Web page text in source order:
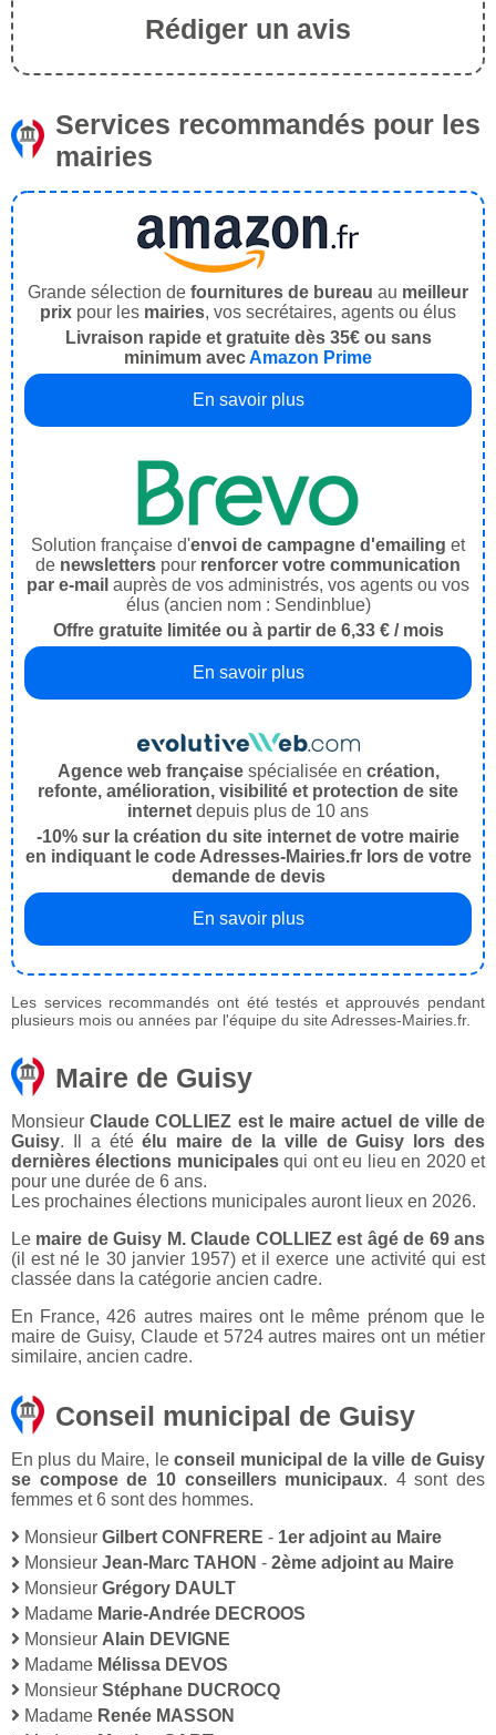
Rédiger un avis
Services recommandés pour les
mairies
Grande sélection de fournitures de bureau au meilleur
prix pour les mairies, vos secrétaires, agents ou élus
Livraison rapide et gratuite dès 35€ ou sans
minimum avecAmazon Prime
En savoir plus
Solution française d'envoi de campagne d'emailing et
de newsletters pour renforcer votre communication
par e-mail auprès de vos administrés, vos agents ou vos
élus (ancien nom : Sendinblue)
Offre gratuite limitée ou à partir de 6,33 € / mois
En savoir plus
Agence web françaisespécialisée en création,
refonte, amélioration, visibilité et protection de site
internet depuis plus de 10 ans
-10% sur la création du site internet de votre mairie
en indiquant le code Adresses-Mairies.fr lors de votre
demande de devis
En savoir plus
Les services recommandés ont été testés et approuvés pendant
plusieurs mois ou années par l'équipe du site Adresses-Mairies.fr.
Maire de Guisy
MonsieurClaude COLLIEZ est le maire actuel de ville de
Guisy. Il a étéélu maire de la ville de Guisy lors des
dernières élections municipalesqui ont eu lieu en 2020 et
pour une durée de 6 ans.
Les prochaines élections municipales auront lieux en 2026.
Le maire de Guisy M. Claude COLLIEZ est âgé de 69 ans
(il est né le 30 janvier 1957) et il exerce une activité qui est
classée dans la catégorie ancien cadre.
En France, 426 autres maires ont le même prénom que le
maire de Guisy, Claude et 5724 autres maires ont un métier
similaire, ancien cadre.
Conseil municipal de Guisy
En plus du Maire, leconseil municipal de la ville de Guisy
se compose de 10 conseillers municipaux. 4 sont des
femmes et 6 sont des hommes.
Monsieur Gilbert CONFRERE - 1er adjoint au Maire
Monsieur Jean-Marc TAHON - 2ème adjoint au Maire
Monsieur Grégory DAULT
Madame Marie-Andrée DECROOS
Monsieur Alain DEVIGNE
Madame Mélissa DEVOS
Monsieur Stéphane DUCROCQ
Madame Renée MASSON